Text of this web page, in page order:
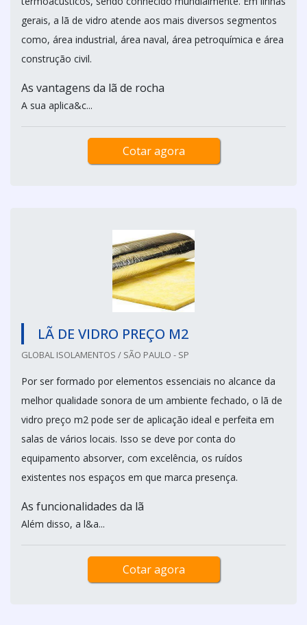
gerais, a lã de vidro atende aos mais diversos segmentos
como, área industrial, área naval, área petroquímica e área
construção civil.
As vantagens da lã de rocha
A sua aplica&c...
Cotar agora
LÃ DE VIDRO PREÇO M2
GLOBAL ISOLAMENTOS / SÃO PAULO - SP
Por ser formado por elementos essenciais no alcance da
melhor qualidade sonora de um ambiente fechado, o lã de
vidro preço m2 pode ser de aplicação ideal e perfeita em
salas de vários locais. Isso se deve por conta do
equipamento absorver, com excelência, os ruídos
existentes nos espaços em que marca presença.
As funcionalidades da lã
Além disso, a l&a...
Cotar agora